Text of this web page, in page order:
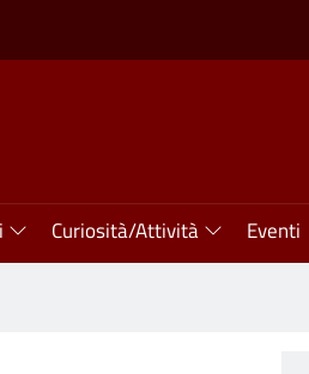
Curiosità/Attività Eventi